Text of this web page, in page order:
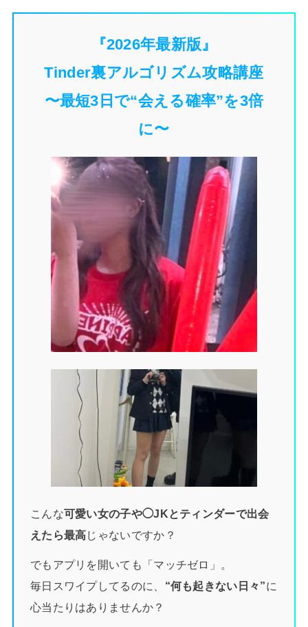
『2026年最新版』
Tinder裏アルゴリズム攻略講座
〜最短3日で“会える確率”を3倍
に〜
こんな可愛い女の子や◯JKとティンダーで出会
えたら最高じゃないですか？
でもアプリを開いても「マッチゼロ」。
毎日スワイプしてるのに、 “何も起きない日々”に
心当たりはありませんか？